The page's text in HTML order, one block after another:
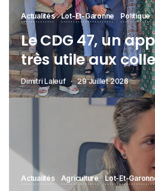
Actualités Lot-Et-Garonne Politique
Le CDG 47, un
très utile aux
Dimitri Laleuf 29 Juillet 2026
Actualités Agriculture Lot-Et-